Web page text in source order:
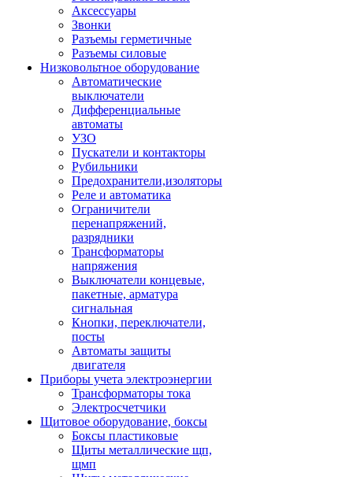
Аксессуары
Звонки
Разъемы герметичные
Разъемы силовые
Низковольтное оборудование
Автоматические
выключатели
Дифференциальные
автоматы
УЗО
Пускатели и контакторы
Рубильники
Предохранители,изоляторы
Реле и автоматика
Ограничители
перенапряжений,
разрядники
Трансформаторы
напряжения
Выключатели концевые,
пакетные, арматура
сигнальная
Кнопки, переключатели,
посты
Автоматы защиты
двигателя
Приборы учета электроэнергии
Трансформаторы тока
Электросчетчики
Щитовое оборудование, боксы
Боксы пластиковые
Щиты металлические щп,
щмп